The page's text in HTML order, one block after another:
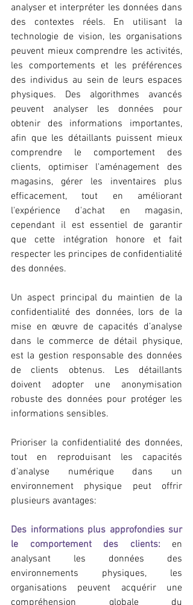
analyser et interpréter les données dans
des contextes réels. En utilisant la
technologie de vision, les organisations
peuvent mieux comprendre les activités,
les comportements et les préférences
des individus au sein de leurs espaces
physiques. Des algorithmes avancés
peuvent analyser les données pour
obtenir des informations importantes,
afin que les détaillants puissent mieux
comprendre le comportement des
clients, optimiser l'aménagement des
magasins, gérer les inventaires plus
efficacement, tout en améliorant
l'expérience d'achat en magasin,
cependant il est essentiel de garantir
que cette intégration honore et fait
respecter les principes de confidentialité
des données.
Un aspect principal du maintien de la
confidentialité des données, lors de la
mise en œuvre de capacités d’analyse
dans le commerce de détail physique,
est la gestion responsable des données
de clients obtenus. Les détaillants
doivent adopter une anonymisation
robuste des données pour protéger les
informations sensibles.
Prioriser la confidentialité des données,
tout en reproduisant les capacités
d’analyse numérique dans un
environnement physique peut offrir
plusieurs avantages:
Des informations plus approfondies sur
le comportement des clients: en
analysant les données des
environnements physiques, les
organisations peuvent acquérir une
compréhension globale du